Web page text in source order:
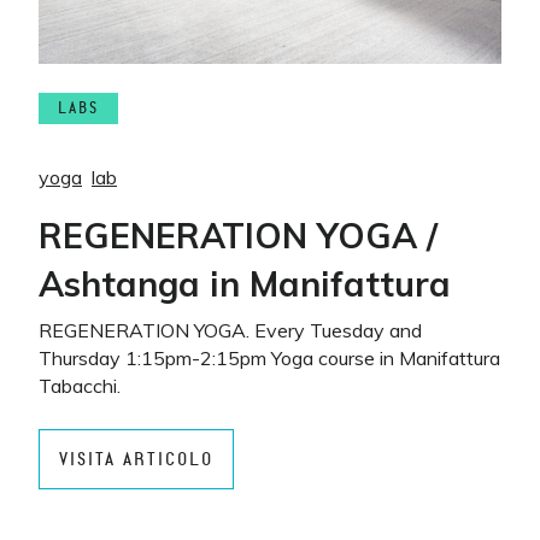
LABS
yoga lab
REGENERATION YOGA /
Ashtanga in Manifattura
REGENERATION YOGA. Every Tuesday and
Thursday 1:15pm-2:15pm Yoga course in Manifattura
Tabacchi.
VISITA ARTICOLO